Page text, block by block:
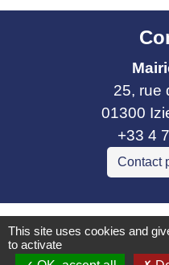
25, rue
01300
+33 4
Contact
Liens
Communauté de
This site uses cookies and
to activate